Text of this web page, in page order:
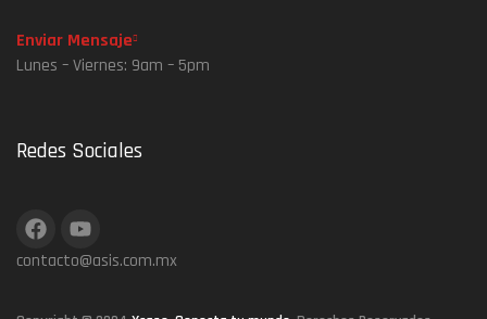
Enviar Mensaje
Lunes – Viernes: 9am – 5pm
Redes Sociales
contacto@asis.com.mx